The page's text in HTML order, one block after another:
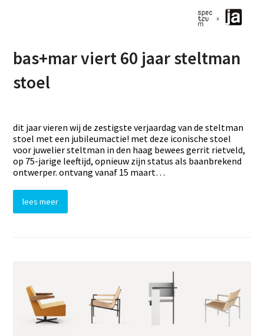
bas+mar viert 60 jaar steltman
stoel
dit jaar vieren wij de zestigste verjaardag van de steltman
stoel met een jubileumactie! met deze iconische stoel
voor juwelier steltman in den haag bewees gerrit rietveld,
op 75-jarige leeftijd, opnieuw zijn status als baanbrekend
ontwerper. ontvang vanaf 15 maart…
lees meer